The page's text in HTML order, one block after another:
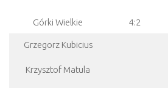
Górki Wielkie 4:2
Grzegorz Kubicius
Krzysztof Matula